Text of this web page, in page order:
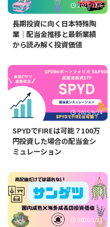
2025/12/6
長期投資に向く日本特殊陶
業｜配当金推移と最新業績
から読み解く投資価値
2025/9/24
SPYDでFIREは可能？100万
円投資した場合の配当金シ
ミュレーション
2026/1/21